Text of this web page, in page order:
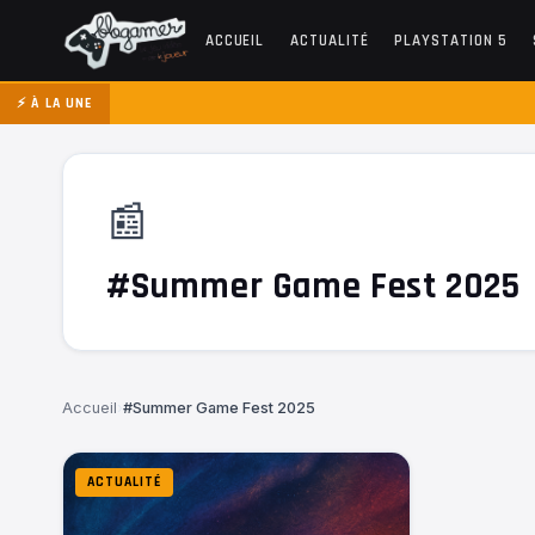
ACCUEIL ACTUALITÉ PLAYSTATION 5
⚡ À LA UNE
📰
#Summer Game Fest 2025
Accueil #Summer Game Fest 2025
ACTUALITÉ